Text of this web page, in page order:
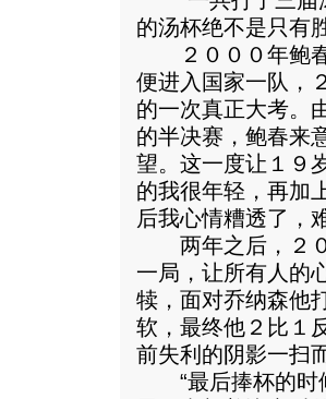
的汤杯绝不是只有
２０００年鲍春
便进入国家一队，
的一次真正大考。
的半决赛，鲍春来
望。这一度让１９
的我很年轻，再加
后我心情糟透了，
两年之后，２０
一局，让所有人的
犊，面对乔纳森他
软，最终他２比１
前失利的阴影一扫
“最后捧杯的时